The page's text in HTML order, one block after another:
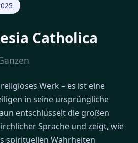
Catholica
Werk – es ist eine
in seine ursprüngliche
entschlüsselt die großen
Sprache und zeigt, wie
spirituellen Wahrheiten